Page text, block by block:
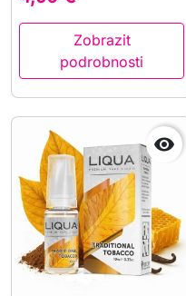
Zobrazit
podrobnosti
